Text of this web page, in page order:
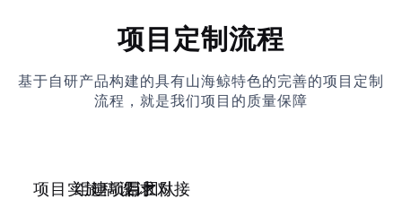
项目定制流程
基于自研产品构建的具有山海鲸特色的完善的项目定制
流程，就是我们项目的质量保障
需求对接
组建项目团队
项目实施稿设计